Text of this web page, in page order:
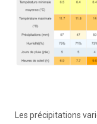
Les précipitations